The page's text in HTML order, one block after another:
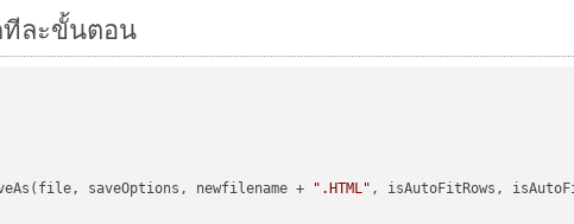
ทีละขั้นตอน
saveOptions, newfilename +
".HTML" , isAutoFitRows,